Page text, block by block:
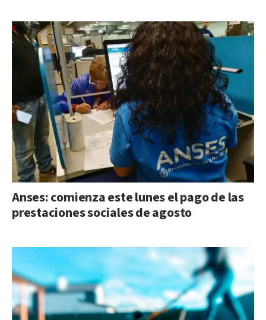
Anses: comienza este lunes el pago de las
prestaciones sociales de agosto